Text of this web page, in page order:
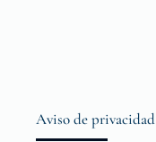
Aviso de privacidad